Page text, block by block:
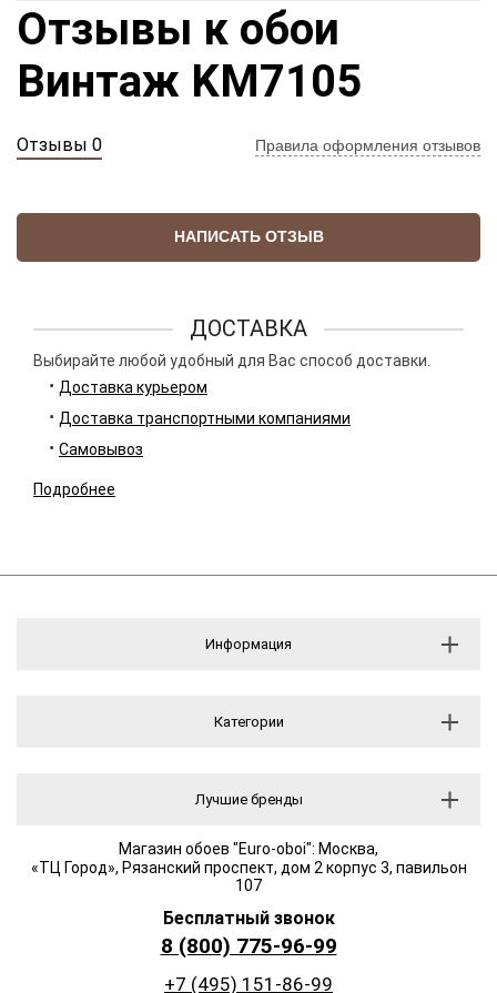
Отзывы к обои
Винтаж KM7105
Отзывы 0 Правила оформления отзывов
НАПИСАТЬ ОТЗЫВ
ДОСТАВКА
Выбирайте любой удобный для Вас способ доставки.
Доставка курьером
Доставка транспортными компаниями
Самовывоз
Подробнее
Информация
Категории
Лучшие бренды
Магазин обоев "Euro-oboi": Москва,
«ТЦ Город», Рязанский проспект, дом 2 корпус 3, павильон
107
Бесплатный звонок
8 (800) 775-96-99
+7 (495) 151-86-99